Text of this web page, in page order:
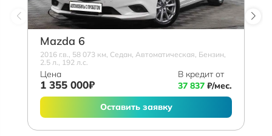
Mazda 6
2016 г.в., 58 073 км, Седан, Автоматическая, Бензин,
2.5 л., 192 л.с.
Цена
1 355 000₽
В кредит от
37 837 ₽/мес.
Оставить заявку